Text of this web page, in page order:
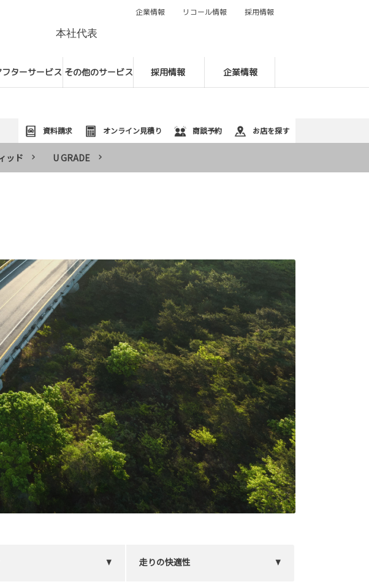
本社代表
フターサービス その他のサービス 採用情報 企業情報
企業情報 リコール情報 採用情報
資料請求 オンライン見積り 商談予約 お店を探す
ッド U GRADE
走りの快適性